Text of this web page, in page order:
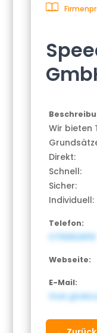
Wir bieten
Direkt:
Schnell:
Sicher:
Individuell:
Telefon:
071158528116
Webseite:
E-Mail: